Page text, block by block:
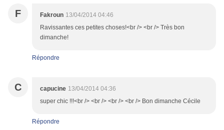
F Fakroun 13/04/2014 04:46
Ravissantes ces petites choses!<br /> <br /> Très bon
dimanche!
Répondre
C capucine 13/04/2014 04:36
super chic !!!<br /> <br /> <br /> <br /> Bon dimanche Cécile
Répondre